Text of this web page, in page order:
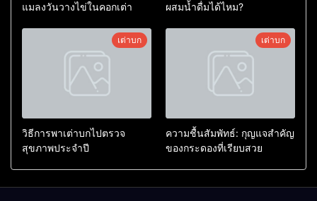
แมลงวันวางไข่ในคอกเต่า
ผสมน้ำดื่มได้ไหม?
เต่าบก
วิธีการพาเต่าบกไปตรวจ
สุขภาพประจำปี
เต่าบก
ความชื้นสัมพัทธ์: กุญแจสำคัญ
ของกระดองที่เรียบสวย